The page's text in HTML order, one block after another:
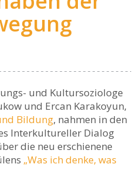
und Kultursoziologe
und Ercan Karakoyun,
Bildung, nahmen in den
Interkultureller Dialog
die neu erschienene
„Was ich denke, was